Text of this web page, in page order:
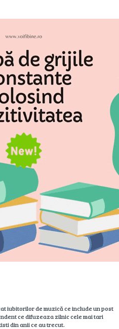
iubitorilor de muzică ce include un post
ce difuzeaza zilnic cele mai tari
din anii ce au trecut.